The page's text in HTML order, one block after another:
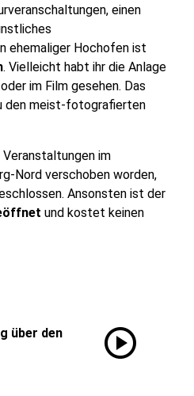
einen
ehemaliger Hochofen ist
. Vielleicht habt ihr die Anlage
im Film gesehen. Das
den meist-fotografierten
Veranstaltungen im
Nord verschoben worden,
Ansonsten ist der
und kostet keinen
über den
play_circle